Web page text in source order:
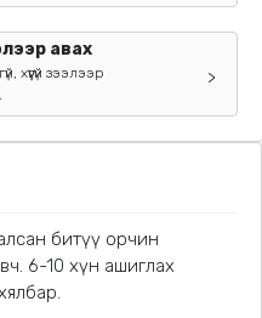
авах
хүүгүй зээлээр
>
битүү орчин
6-10 хүн ашиглах